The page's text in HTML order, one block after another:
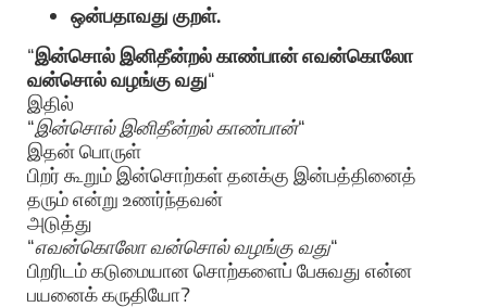
ஒன்பதாவது குறள்.
“இன்சொல் இனிதீன்றல் காண்பான் எவன்கொலோ
வன்சொல் வழங்கு வது“
இதில்
“இன்சொல் இனிதீன்றல் காண்பான்“
இதன் பொருள்
பிறர் கூறும் இன்சொற்கள் தனக்கு இன்பத்தினைத்
தரும் என்று உணர்ந்தவன்
அடுத்து
“எவன்கொலோ வன்சொல் வழங்கு வது“
பிறரிடம் கடுமையான சொற்களைப் பேசுவது என்ன
பயனைக் கருதியோ?